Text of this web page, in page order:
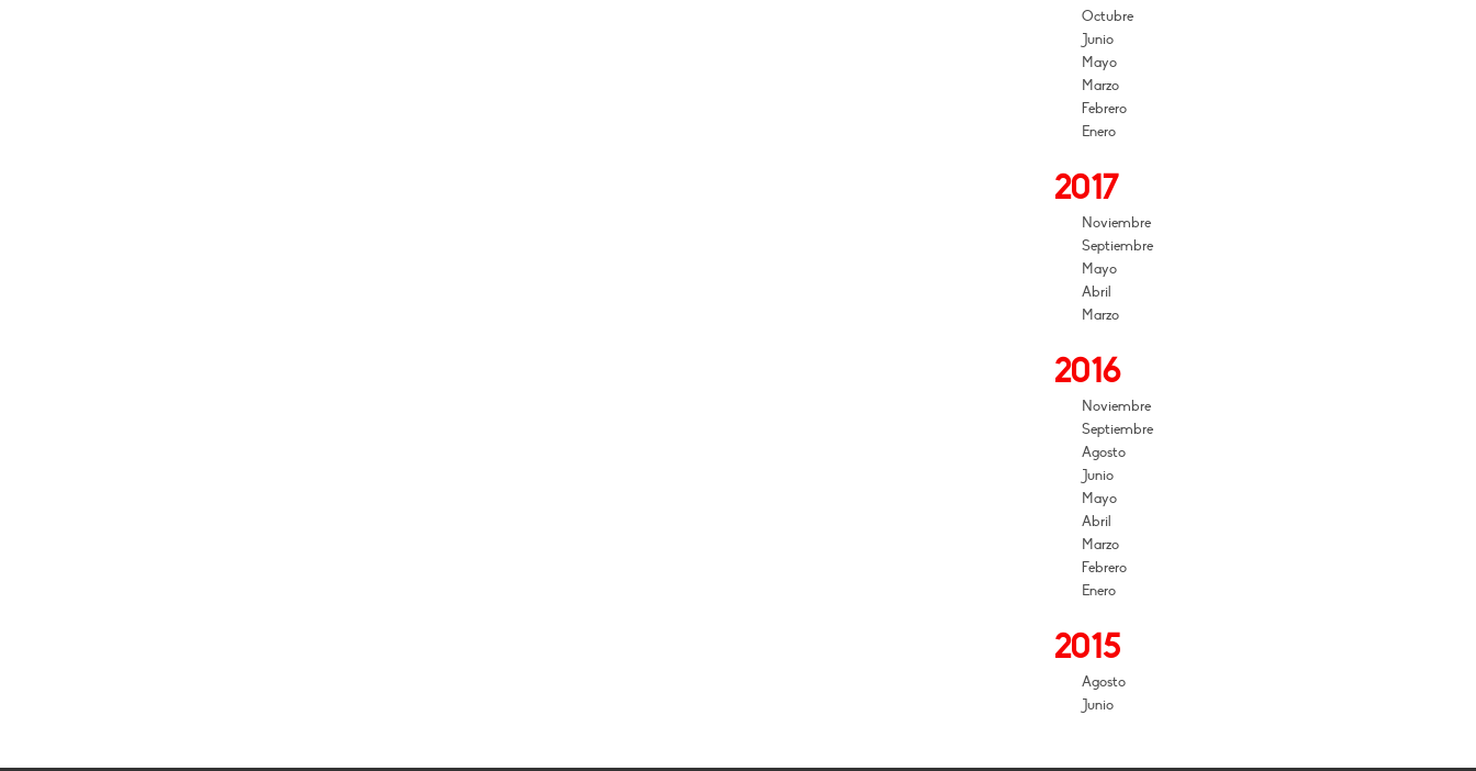
Octubre
Junio
Mayo
Marzo
Febrero
Enero
2017
Noviembre
Septiembre
Mayo
Abril
Marzo
2016
Noviembre
Septiembre
Agosto
Junio
Mayo
Abril
Marzo
Febrero
Enero
2015
Agosto
Junio